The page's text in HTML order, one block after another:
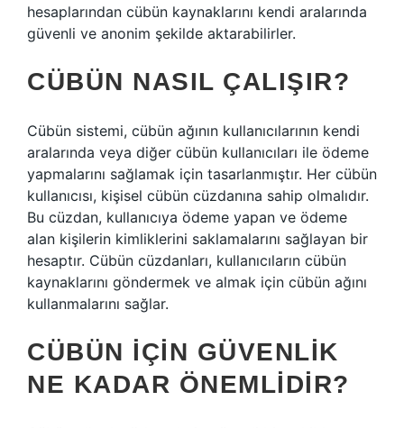
hesaplarından cübün kaynaklarını kendi aralarında
güvenli ve anonim şekilde aktarabilirler.
CÜBÜN NASIL ÇALIŞIR?
Cübün sistemi, cübün ağının kullanıcılarının kendi
aralarında veya diğer cübün kullanıcıları ile ödeme
yapmalarını sağlamak için tasarlanmıştır. Her cübün
kullanıcısı, kişisel cübün cüzdanına sahip olmalıdır.
Bu cüzdan, kullanıcıya ödeme yapan ve ödeme
alan kişilerin kimliklerini saklamalarını sağlayan bir
hesaptır. Cübün cüzdanları, kullanıcıların cübün
kaynaklarını göndermek ve almak için cübün ağını
kullanmalarını sağlar.
CÜBÜN İÇIN GÜVENLIK
NE KADAR ÖNEMLIDIR?